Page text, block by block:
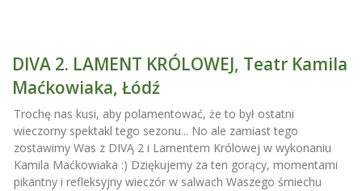
DIVA 2. LAMENT KRÓLOWEJ, Teatr Kamila
Maćkowiaka, Łódź
Trochę nas kusi, aby polamentować, że to był ostatni
wieczorny spektakl tego sezonu... No ale zamiast tego
zostawimy Was z DIVĄ 2 i Lamentem Królowej w wykonaniu
Kamila Maćkowiaka :) Dziękujemy za ten gorący, momentami
pikantny i refleksyjny wieczór w salwach Waszego śmiechu